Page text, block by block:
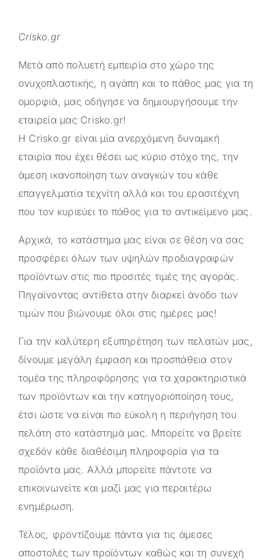
Crisko.gr
Μετά από πολυετή εμπειρία στο χώρο της
ονυχοπλαστικής, η αγάπη και το πάθος μας για τη
ομορφιά, μας οδήγησε να δημιουργήσουμε την
εταιρεία μας Crisko.gr!
Η Crisko.gr είναι μία ανερχόμενη δυναμική
εταιρία που έχει θέσει ως κύριο στόχο της, την
άμεση ικανοποίηση των αναγκών του κάθε
επαγγελματία τεχνίτη αλλά και του ερασιτέχνη
που τον κυριεύει το πάθος για το αντικείμενο μας.
Αρχικά, το κατάστημα μας είναι σε θέση να σας
προσφέρει όλων των υψηλών προδιαγραφών
προϊόντων στις πιο προσιτές τιμές της αγοράς.
Πηγαίνοντας αντίθετα στην διαρκεί άνοδο των
τιμών που βιώνουμε όλοι στις ημέρες μας!
Για την καλύτερη εξυπηρέτηση των πελατών μας,
δίνουμε μεγάλη έμφαση και προσπάθεια στον
τομέα της πληροφόρησης για τα χαρακτηριστικά
των προϊόντων και την κατηγοριοποίηση τους,
έτσι ώστε να είναι πιο εύκολη η περιήγηση του
πελάτη στο κατάστημά μας. Μπορείτε να βρείτε
σχεδόν κάθε διαθέσιμη πληροφορία για τα
προϊόντα μας. Αλλά μπορείτε πάντοτε να
επικοινωνείτε και μαζί μας για περαιτέρω
ενημέρωση.
Τέλος, φροντίζουμε πάντα για τις άμεσες
αποστολές των προϊόντων καθώς και τη συνεχή